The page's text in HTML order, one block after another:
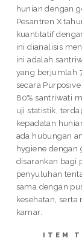
hunian dengan
Pesantren X
kuantitatif
ini dianalisis
ini adalah
yang berjumlah
secara
80% santriwati
uji statistik,
kepadatan
ada hubungan
hygiene dengan
disarankan bagi
penyuluhan
sama dengan
kesehatan,
kamar.
ITEM